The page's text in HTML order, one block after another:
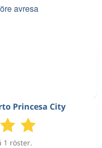
Princesa City
1 röster.